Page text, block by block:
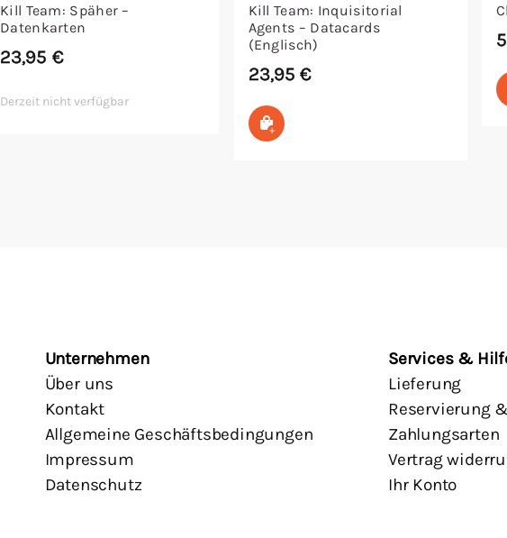
Kill Team: Späher –
Datenkarten
23,95 €
Derzeit nicht verfügbar
Kill Team: Inquisitorial
Agents – Datacards
(Englisch)
23,95€
In den Warenkorb
Unternehmen
Über uns
Kontakt
Allgemeine Geschäftsbedingungen
Impressum
Datenschutz
Services &
Lieferung
Reservierung
Zahlungsarten
Vertrag
Ihr Konto